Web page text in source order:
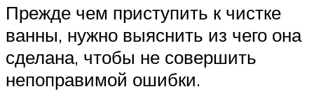
Прежде чем приступить к чистке
ванны, нужно выяснить из чего она
сделана, чтобы не совершить
непоправимой ошибки.